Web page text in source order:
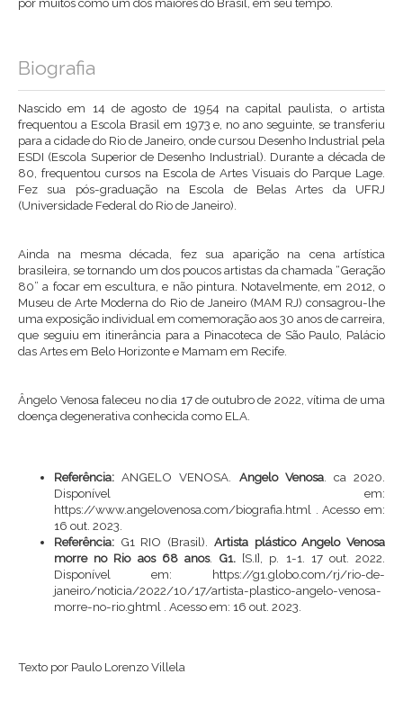
Biografia
Nascido em 14 de agosto de 1954 na capital paulista, o artista
frequentou a Escola Brasil em 1973 e, no ano seguinte, se transferiu
para a cidade do Rio de Janeiro, onde cursou Desenho Industrial pela
ESDI (Escola Superior de Desenho Industrial). Durante a década de
80, frequentou cursos na Escola de Artes Visuais do Parque Lage.
Fez sua pós-graduação na Escola de Belas Artes da UFRJ
(Universidade Federal do Rio de Janeiro).
Ainda na mesma década, fez sua aparição na cena artística
brasileira, se tornando um dos poucos artistas da chamada “Geração
80” a focar em escultura, e não pintura. Notavelmente, em 2012, o
Museu de Arte Moderna do Rio de Janeiro (MAM RJ) consagrou-lhe
uma exposição individual em comemoração aos 30 anos de carreira,
que seguiu em itinerância para a Pinacoteca de São Paulo, Palácio
das Artes em Belo Horizonte e Mamam em Recife.
Ângelo Venosa faleceu no dia 17 de outubro de 2022, vítima de uma
doença degenerativa conhecida como ELA.
Referência: ANGELO VENOSA. Angelo Venosa. ca 2020.
Disponível em:
https://www.angelovenosa.com/biografia.html
. Acesso em:
16 out. 2023.
Referência: G1 RIO (Brasil). Artista plástico Angelo Venosa
morre no Rio aos 68 anos. G1. [S.I], p. 1-1. 17 out. 2022.
Disponível em: https://g1.globo.com/rj/rio-de-
janeiro/noticia/2022/10/17/artista-plastico-angelo-venosa-
morre-no-rio.ghtml
. Acesso em: 16 out. 2023.
Texto por Paulo Lorenzo Villela